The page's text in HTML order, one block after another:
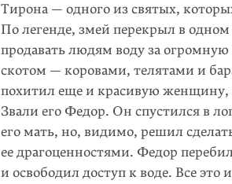
Тирона — одного из святых,
По легенде, змей перекрыл в
продавать людям воду за огромную
скотом — коровами, телятами и
похитил еще и красивую женщину,
Звали его Федор. Он спустился в
его мать, но, видимо, решил
ее драгоценностями. Федор
и освободил доступ к воде. Все это